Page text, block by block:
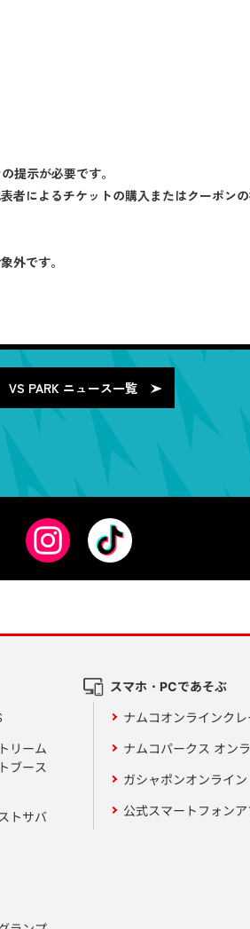
提示が必要です。
によるチケットの購入またはクーポンの
外です。
VS PARK ニュース一覧
リーム
ブース
トサバ
スマホ・PCであそぶ
ナムコオンラインクレ
ナムコパークス オン
ガシャポンオンライン
公式スマートフォンア